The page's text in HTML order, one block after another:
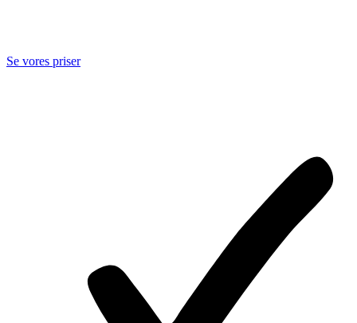
Se vores priser